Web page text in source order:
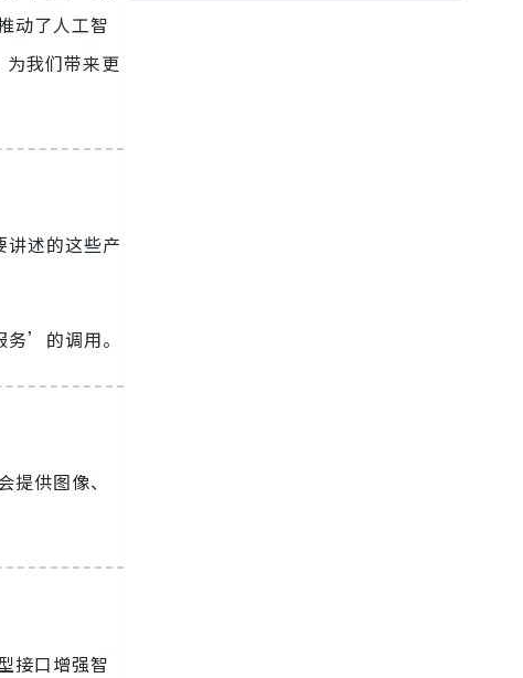
动了人工智
我们带来更
讲述的这些产
’的调用。
供图像、
接口增强智